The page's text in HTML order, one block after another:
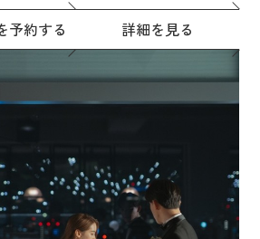
予約する 詳細を見る